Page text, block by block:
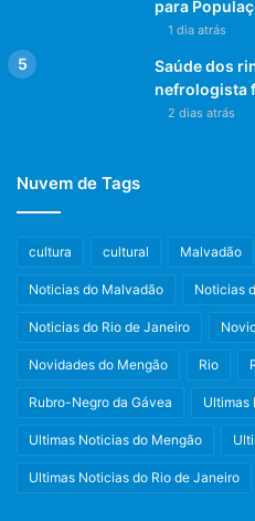
para
1 dia atrás
Saúde dos
nefrologista
2 dias atrás
Nuvem de Tags
cultura cultural Malvadão
Noticias do Malvadão Noticias
Noticias do Rio de Janeiro
Novidades do Mengão Rio
Rubro-Negro da Gávea Ultimas
Ultimas Noticias do Mengão
Ultimas Noticias do Rio de Janeiro